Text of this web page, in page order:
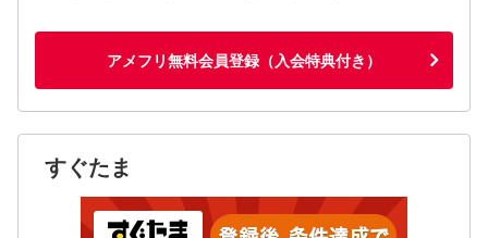
アメフリ無料会員登録（入会特典付き）
すぐたま